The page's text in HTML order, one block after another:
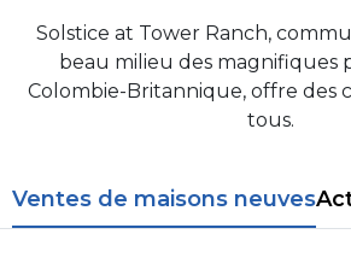
Solstice at Tower Ranch,
beau milieu des magnifiques
Colombie-Britannique, offre des
tous.
Ventes de maisons neuves